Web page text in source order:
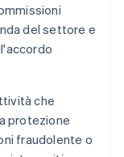
del settore e
che
protezione
fraudolente o